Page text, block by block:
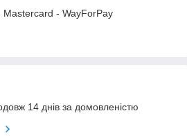
- WayForPay
14 днів за домовленістю